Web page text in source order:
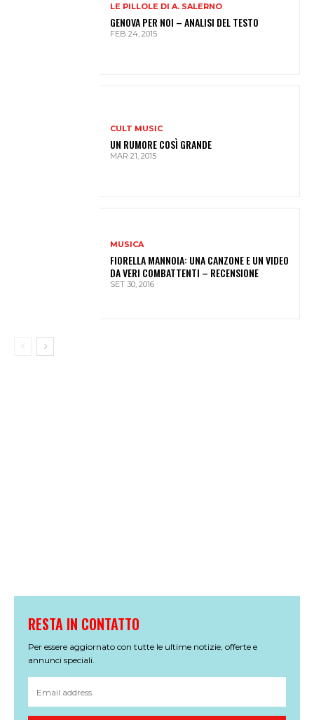
LE PILLOLE DI A. SALERNO
GENOVA PER NOI – ANALISI DEL TESTO
FEB 24, 2015
CULT MUSIC
UN RUMORE COSÌ GRANDE
MAR 21, 2015
MUSICA
FIORELLA MANNOIA: UNA CANZONE E UN VIDEO
DA VERI COMBATTENTI – RECENSIONE
SET 30, 2016
RESTA IN CONTATTO
Per essere aggiornato con tutte le ultime notizie, offerte e
annunci speciali.